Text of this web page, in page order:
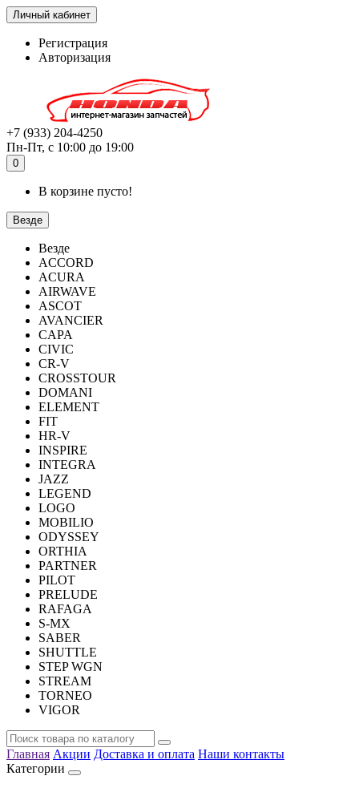
Личный кабинет
Регистрация
Авторизация
+7 (933) 204-4250
Пн-Пт, с 10:00 до 19:00
0
В корзине пусто!
Везде
Везде
ACCORD
ACURA
AIRWAVE
ASCOT
AVANCIER
CAPA
CIVIC
CR-V
CROSSTOUR
DOMANI
ELEMENT
FIT
HR-V
INSPIRE
INTEGRA
JAZZ
LEGEND
LOGO
MOBILIO
ODYSSEY
ORTHIA
PARTNER
PILOT
PRELUDE
RAFAGA
S-MX
SABER
SHUTTLE
STEP WGN
STREAM
TORNEO
VIGOR
Главная Акции Доставка и оплата Наши контакты
Категории